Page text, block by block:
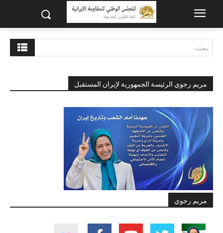
يبحث
مريم رجوي الرئيسة الجمهورية لإيران المستقبل
مريم رجوي